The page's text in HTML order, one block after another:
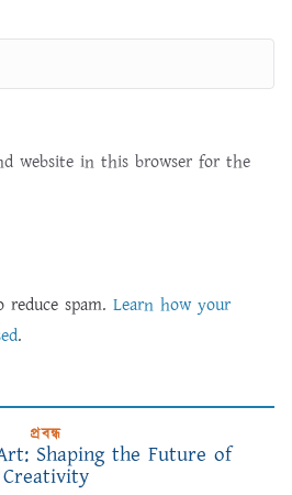
website in this browser for the
spam. Learn how your
.
প্রবন্ধ
Shaping the Future of
Creativity